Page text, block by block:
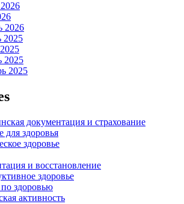
2026
2025
2025
2025
документация и страхование
для здоровья
здоровье
и восстановление
здоровье
здоровью
активность